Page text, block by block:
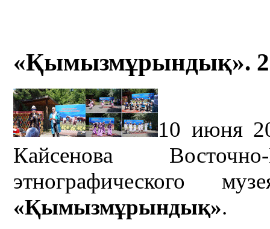
«Қымызмұрындық».
10 июня
Кайсенова Восточно-
этнографического
«Қымызмұрындық».